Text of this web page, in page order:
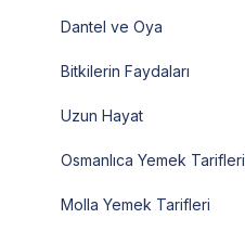
Dantel ve Oya
Bitkilerin Faydaları
Uzun Hayat
Osmanlıca Yemek Tarifleri
Molla Yemek Tarifleri